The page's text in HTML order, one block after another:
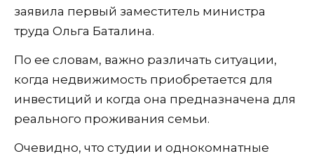
заявила первый заместитель министра
труда Ольга Баталина.
По ее словам, важно различать ситуации,
когда недвижимость приобретается для
инвестиций и когда она предназначена для
реального проживания семьи.
Очевидно, что студии и однокомнатные